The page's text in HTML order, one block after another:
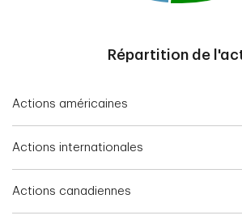
Répartition de
Actions américaines
Actions internationales
Actions canadiennes